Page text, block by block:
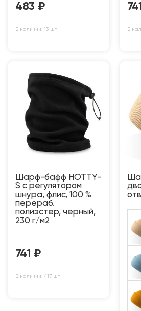
483 ₽
В наличии: 13 шт
741
В
Шарф-бафф HOTTY-
S с регулятором
шнура, флис, 100 %
перераб.
полиэстер, черный,
230 г/м2
741 ₽
В наличии: 417 шт